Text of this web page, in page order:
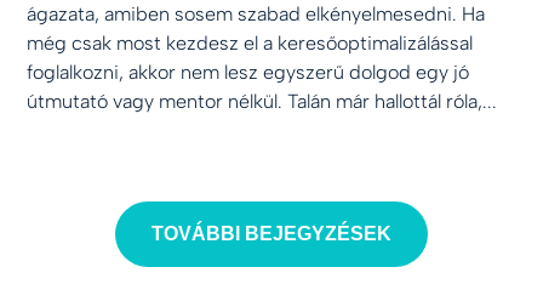
ágazata, amiben sosem szabad elkényelmesedni. Ha
még csak most kezdesz el a keresőoptimalizálással
foglalkozni, akkor nem lesz egyszerű dolgod egy jó
útmutató vagy mentor nélkül. Talán már hallottál róla,...
TOVÁBBI BEJEGYZÉSEK